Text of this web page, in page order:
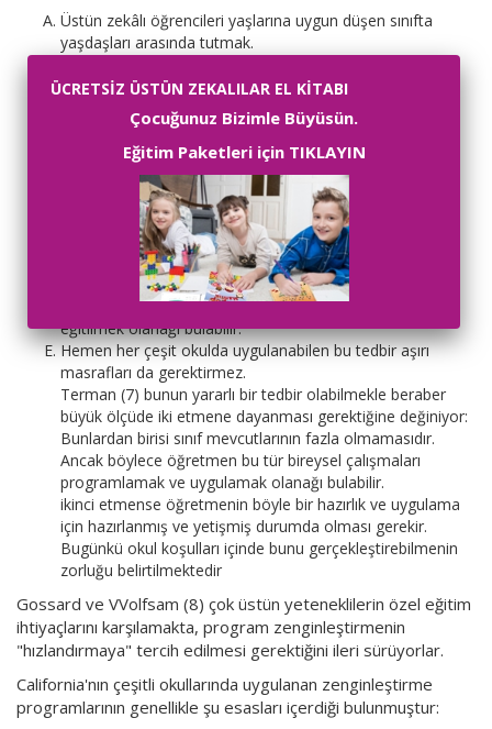
Üstün zekâlı öğrencileri yaşlarına uygun düşen sınıfta
yaşdaşları arasında tutmak.
gibi yollarla olağan sınıf programını, bireyin ilgi ve
yetenekleri yönünden zenginleştirmek.
Bu sınıf içi ve sınıf dışı zenginleştirme çalışmalarının
tümünü, ya da bir kısmını sınıf öğretmeni yönetebilir.
Gerekirse bu gibi öğrenciler için çalışan gezici
öğretmenlerin yardımından da yararlanılır. Yabancı dil,
müzik, resim gibi konularda özel öğretmenlerden de
yararlanmak yoluna gidilebilir.
Böylece öğrencinin özel anlıksal ihtiyaçları karşılandıktan
başka toplumsal, duygusal ve bedensel açıdan kendine
yakın ve benzer durumda olan yaşdaş- ları ile yetişip
eğitilmek olanağı bulabilir.
Hemen her çeşit okulda uygulanabilen bu tedbir aşırı
masrafları da gerektirmez.
Terman (7) bunun yararlı bir tedbir olabilmekle beraber
büyük ölçüde iki etmene dayanması gerektiğine değiniyor:
Bunlardan birisi sınıf mevcutlarının fazla olmamasıdır.
Ancak böylece öğretmen bu tür bireysel çalışmaları
programlamak ve uygulamak olanağı bulabilir.
ikinci etmense öğretmenin böyle bir hazırlık ve uygulama
için hazırlanmış ve yetişmiş durumda olması gerekir.
Bugünkü okul koşulları içinde bunu gerçekleştirebilmenin
zorluğu belirtilmektedir
Gossard ve VVolfsam (8) çok üstün yeteneklilerin özel eğitim
ihtiyaçlarını karşılamakta, program zenginleştirmenin
"hızlandırmaya" tercih edilmesi gerektiğini ileri sürüyorlar.
California'nın çeşitli okullarında uygulanan zenginleştirme
programlarının genellikle şu esasları içerdiği bulunmuştur:
ÜCRETSİZ ÜSTÜN ZEKALILAR EL KİTABI
Çocuğunuz Bizimle Büyüsün.
Eğitim Paketleri için TIKLAYIN